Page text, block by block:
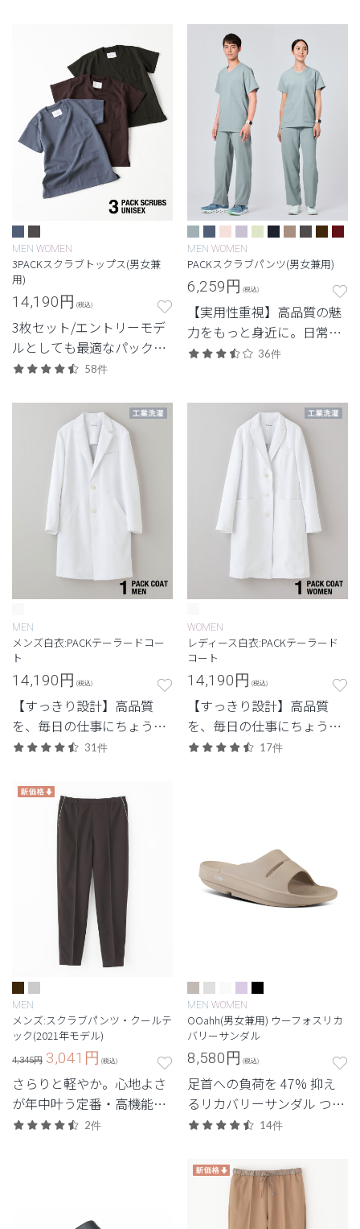
MEN WOMEN
3PACKスクラブトップス(男女兼
用)
14,190円 (税込)
3枚セット/エントリーモデ
ルとしても最適なパックシ
リーズ。
58件
MEN WOMEN
PACKスクラブパンツ(男女兼用)
6,259円 (税込)
【実用性重視】高品質の魅
力をもっと身近に。日常使
いしやすいエントリーモデ
36件
MEN
メンズ白衣:PACKテーラードコー
ト
14,190円 (税込)
【すっきり設計】高品質
を、毎日の仕事にちょうど
よく。日常使いしやすいプ
31件
WOMEN
レディース白衣:PACKテーラード
コート
14,190円 (税込)
【すっきり設計】高品質
を、毎日の仕事にちょうど
よく。日常使いしやすいプ
17件
MEN
メンズ:スクラブパンツ・クールテ
ック(2021年モデル)
4,345円 3,041 円 (税込)
さらりと軽やか。心地よさ
が年中叶う定番・高機能シ
リーズ。
2件
MEN WOMEN
OOahh(男女兼用) ウーフォスリカ
バリーサンダル
8,580円 (税込)
足首への負荷を 47% 抑え
るリカバリーサンダル つま
先なしの男女兼用モデル
14件